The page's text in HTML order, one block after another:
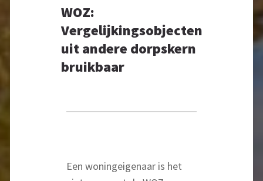
WOZ:
Vergelijkingsobjecten
uit andere dorpskern
bruikbaar
Een woningeigenaar is het